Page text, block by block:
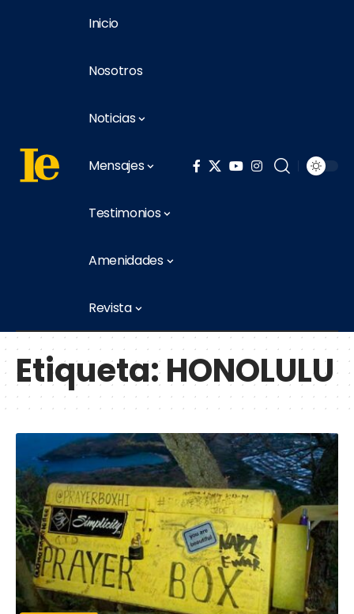
Inicio
Nosotros
Noticias
Mensajes
Testimonios
Amenidades
Revista
Etiqueta:HONOLULU